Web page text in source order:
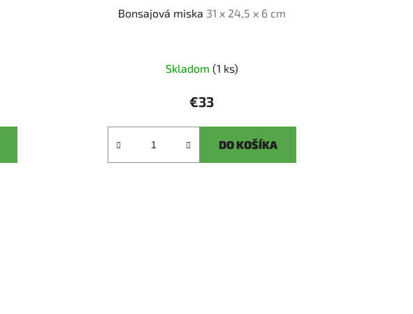
Bonsajová miska 31 x 24,5 x 6 cm
Skladom (1 ks)
€33
DO KOŠÍKA